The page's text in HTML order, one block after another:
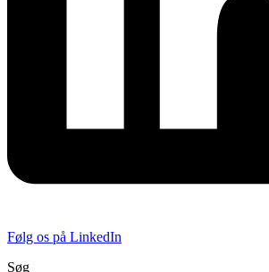
Følg os på LinkedIn
Søg